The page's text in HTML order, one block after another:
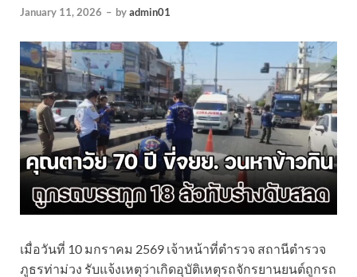
January 11, 2026 – byadmin01
เมื่อวันที่ 10 มกราคม 2569 เจ้าหน้าที่ตำรวจ สถานีตำรวจ
ภูธรท่าม่วง รับแจ้งเหตุว่าเกิดอุบัติเหตุรถจักรยานยนต์ถูกรถ